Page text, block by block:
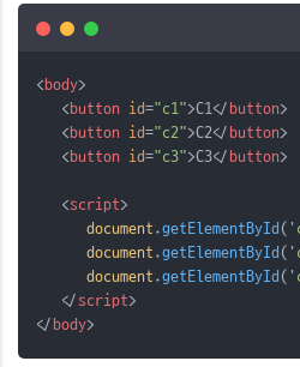
< body>
   <
button id="c1">C1</ button>
   <
button id="c2">C2</ button>
   <
button id="c3">C3</ button>
   <
script>
document .getElementById (
document .getElementById (
document .getElementById (
   </
script>
</ body>